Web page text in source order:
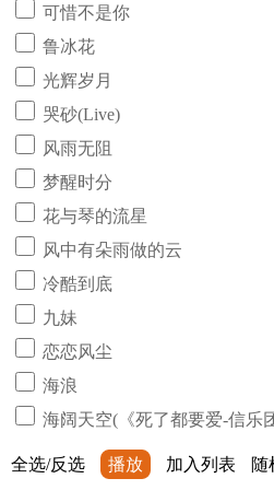
可惜不是你
鲁冰花
光辉岁月
哭砂(Live)
风雨无阻
梦醒时分
花与琴的流星
风中有朵雨做的云
冷酷到底
九妹
恋恋风尘
海浪
海阔天空(《死了都要爱-信乐
全选/反选 播放 加入列表 随